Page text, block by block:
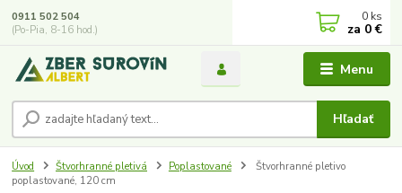
Menu
Hľadať
0911 502 504
(Po-Pia, 8-16 hod.)
0 ks
za 0 €
Úvod Štvorhranné pletivá Poplastované
Štvorhranné pletivo
poplastované, 120 cm